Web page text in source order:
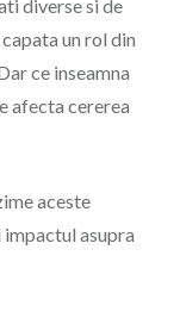
diverse si de
un rol din
ce inseamna
afecta cererea
aceste
asupra